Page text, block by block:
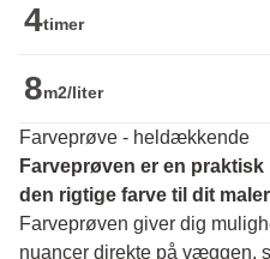
4timer
8m2/liter
Farveprøve - heldækkende
Farveprøven er en
den rigtige farve til dit
Farveprøven giver dig
nuancer direkte på væggen,